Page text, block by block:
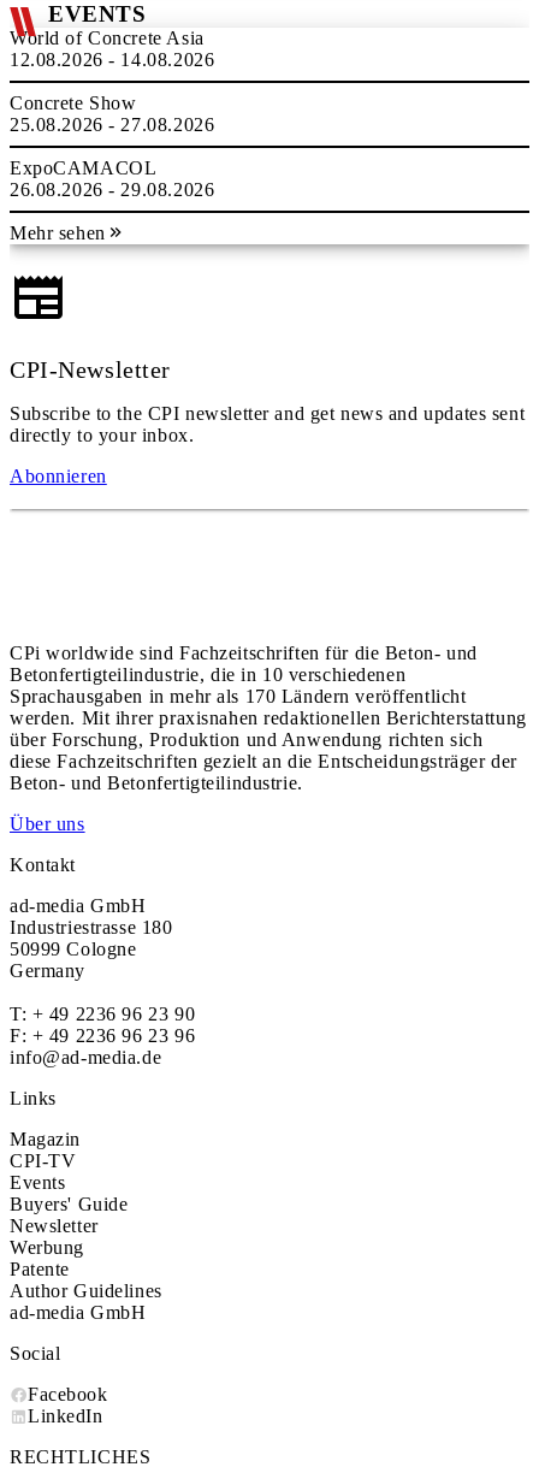
EVENTS
World of Concrete Asia
12.08.2026 - 14.08.2026
Concrete Show
25.08.2026 - 27.08.2026
ExpoCAMACOL
26.08.2026 - 29.08.2026
Mehr sehen
CPI-Newsletter
Subscribe to the CPI newsletter and get news and updates sent
directly to your inbox.
Abonnieren
CPi worldwide sind Fachzeitschriften für die Beton- und
Betonfertigteilindustrie, die in 10 verschiedenen
Sprachausgaben in mehr als 170 Ländern veröffentlicht
werden. Mit ihrer praxisnahen redaktionellen Berichterstattung
über Forschung, Produktion und Anwendung richten sich
diese Fachzeitschriften gezielt an die Entscheidungsträger der
Beton- und Betonfertigteilindustrie.
Über uns
Kontakt
ad-media GmbH
Industriestrasse 180
50999 Cologne
Germany
T: + 49 2236 96 23 90
F: + 49 2236 96 23 96
info@ad-media.de
Links
Magazin
CPI-TV
Events
Buyers' Guide
Newsletter
Werbung
Patente
Author Guidelines
ad-media GmbH
Social
Facebook
LinkedIn
RECHTLICHES